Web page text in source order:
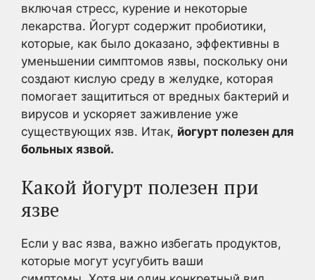
включая стресс, курение и некоторые
лекарства. Йогурт содержит пробиотики,
которые, как было доказано, эффективны в
уменьшении симптомов язвы, поскольку они
создают кислую среду в желудке, которая
помогает защититься от вредных бактерий и
вирусов и ускоряет заживление уже
существующих язв. Итак, йогурт полезен для
больных язвой.
Какой йогурт полезен при
язве
Если у вас язва, важно избегать продуктов,
которые могут усугубить ваши